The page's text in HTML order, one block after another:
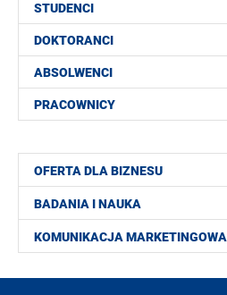
STUDENCI
DOKTORANCI
ABSOLWENCI
PRACOWNICY
OFERTA DLA BIZNESU
BADANIA I NAUKA
KOMUNIKACJA MARKETINGOWA